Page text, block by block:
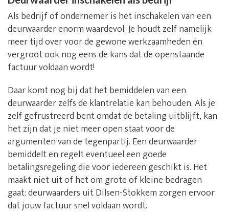
Als bedrijf of ondernemer is het inschakelen van een
deurwaarder enorm waardevol. Je houdt zelf namelijk
meer tijd over voor de gewone werkzaamheden én
vergroot ook nog eens de kans dat de openstaande
factuur voldaan wordt!
Daar komt nog bij dat het bemiddelen van een
deurwaarder zelfs de klantrelatie kan behouden. Als je
zelf gefrustreerd bent omdat de betaling uitblijft, kan
het zijn dat je niet meer open staat voor de
argumenten van de tegenpartij. Een deurwaarder
bemiddelt en regelt eventueel een goede
betalingsregeling die voor iedereen geschikt is. Het
maakt niet uit of het om grote of kleine bedragen
gaat: deurwaarders uit Dilsen-Stokkem zorgen ervoor
dat jouw factuur snel voldaan wordt.